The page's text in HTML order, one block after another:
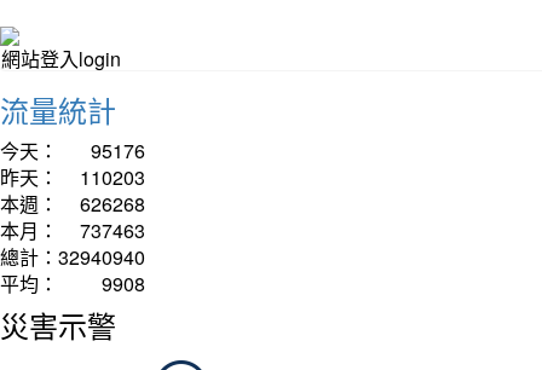
網站登入login
流量統計
今天：
95176
昨天：
110203
本週：
626268
本月：
737463
總計： 32940940
平均：
9908
災害示警